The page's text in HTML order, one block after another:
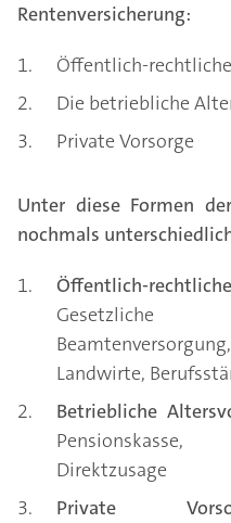
Rentenversicherung:
Öffentlich-
Die betriebliche
Private Vorsorge
Unter diese Formen
nochmals
Öffentlich-
Gesetzliche
Landwirte,
Betriebliche
Direktzusage
Private